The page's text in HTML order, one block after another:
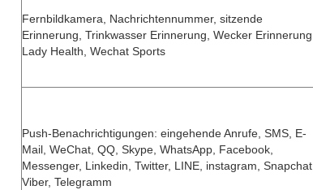
Fernbildkamera, Nachrichtennummer, sitzende
Erinnerung, Trinkwasser Erinnerung, Wecker Erinnerung,
Lady Health, Wechat Sports
Push-Benachrichtigungen: eingehende Anrufe, SMS, E-
Mail, WeChat, QQ, Skype, WhatsApp, Facebook,
Messenger, Linkedin, Twitter, LINE, instagram, Snapchat,
Viber, Telegramm